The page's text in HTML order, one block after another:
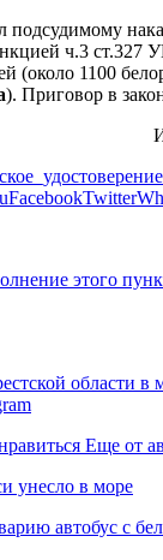
подсудимому
ч.3 ст.327
(около 1100
). Приговор в
FacebookTwitter
этого
области в
Еще от
унесло в море
автобус с